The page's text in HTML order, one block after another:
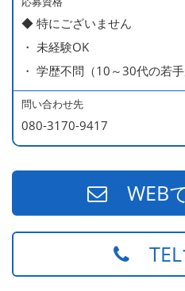
◆ 特にございません
・ 未経験OK
・ 学歴不問（10～30代の若手
問い合わせ先
080-3170-9417
WEB